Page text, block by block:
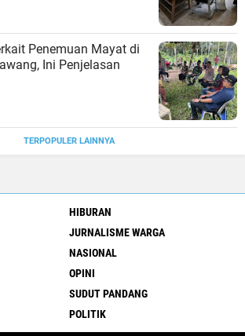
Penemuan Mayat di
Ini Penjelasan
TERPOPULER LAINNYA
HIBURAN
JURNALISME WARGA
NASIONAL
OPINI
SUDUT PANDANG
POLITIK